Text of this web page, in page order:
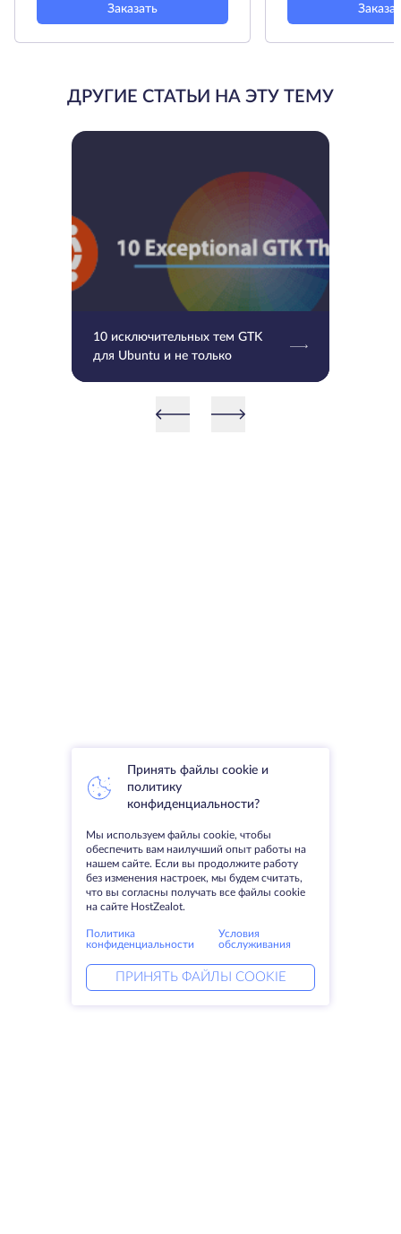
Заказать
ДРУГИЕ СТАТЬИ НА ЭТУ ТЕМУ
10 исключительных тем GTK
для Ubuntu и не только
Принять файлы cookie и
политику
конфиденциальности?
Мы используем файлы cookie, чтобы
обеспечить вам наилучший опыт работы на
нашем сайте. Если вы продолжите работу
без изменения настроек, мы будем считать,
что вы согласны получать все файлы cookie
на сайте HostZealot.
Политика
конфиденциальности
Условия
обслуживания
ПРИНЯТЬ ФАЙЛЫ COOKIE